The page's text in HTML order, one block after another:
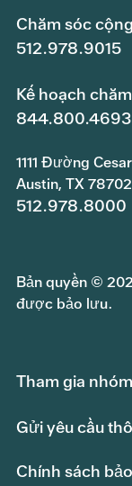
Chăm sóc
512.978.9015
Kế hoạch
844.800.4693
1111 Đường
Austin, TX 78702
512.978.8000
Bản quyền ©
được bảo lưu.
Tham gia
Gửi yêu cầu
Chính sách